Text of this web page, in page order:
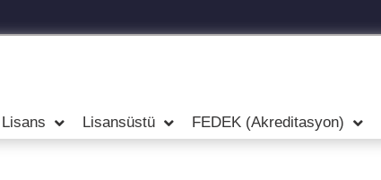
Lisans Lisansüstü FEDEK (Akreditasyon)